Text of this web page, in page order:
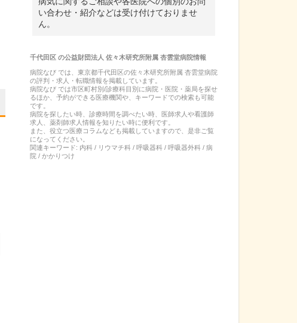
い合わせ・紹介などは受け付けておりませ
ん。
千代田区の公益財団法人 佐々木研究所附属 杏雲堂病院情報
病院なび では、 東京都千代田区の佐々木研究所附属 杏雲堂病院
の評判・求人・転職情報を掲載しています。
病院なび では市区町村別/診療科目別に病院・医院・薬局を探せ
るほか、予約ができる医療機関や、キーワードでの検索も可能
です。
病院を探したい時、診療時間を調べたい時、医師求人や看護師
求人、薬剤師求人情報を知りたい時に便利です。
また、役立つ医療コラムなども掲載していますので、是非ご覧
になってください。
関連キーワード: 内科 / リウマチ科 / 呼吸器科 / 呼吸器外科 / 病
院 / かかりつけ